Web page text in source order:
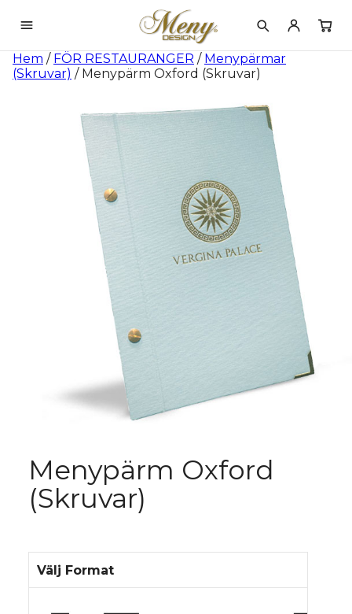
Hem / FÖR RESTAURANGER / Menypärmar
(Skruvar) / Menypärm Oxford (Skruvar)
Menypärm Oxford
(Skruvar)
Välj Format